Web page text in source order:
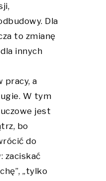
Dla
to zmianę
innych
pracy, a
W tym
jest
bo
do
zaciskać
„tylko